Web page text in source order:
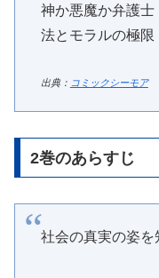
神か悪魔か弁護士
法とモラルの極限
出典： コミックシーモア
2巻のあらすじ
社会の真実の姿を